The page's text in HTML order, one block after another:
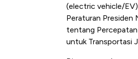
(electric vehicle/
Peraturan Presiden
tentang
untuk Transportasi